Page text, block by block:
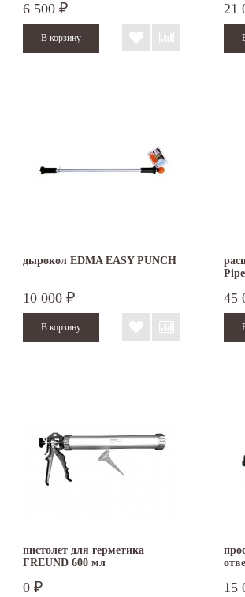
6 500 ₽ 21
дырокол EDMA EASY PUNCH
10 000 ₽ 45
пистолет для герметика
FREUND 600 мл
0 ₽ 15